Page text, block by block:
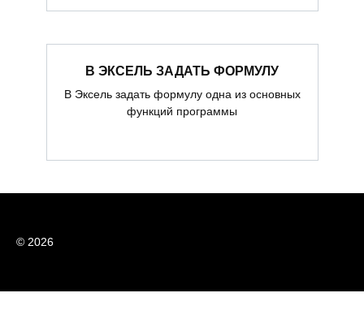
В ЭКСЕЛЬ ЗАДАТЬ ФОРМУЛУ
В Эксель задать формулу одна из основных
функций программы
© 2026